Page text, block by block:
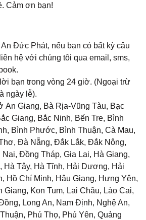
Cảm ơn bạn!
Đức Phát, nếu bạn có bất kỳ câu
hệ với chúng tôi qua email, sms,
bạn trong vòng 24 giờ. (Ngoại trừ
ngày lễ).
An Giang, Bà Rịa-Vũng Tàu, Bạc
Giang, Bắc Ninh, Bến Tre, Bình
Bình Phước, Bình Thuận, Cà Mau,
Đà Nẵng, Đắk Lắk, Đắk Nông,
Đồng Tháp, Gia Lai, Hà Giang,
Hà Tây, Hà Tĩnh, Hải Dương, Hải
Hồ Chí Minh, Hậu Giang, Hưng Yên,
Giang, Kon Tum, Lai Châu, Lào Cai,
Long An, Nam Định, Nghệ An,
Phú Thọ, Phú Yên, Quảng